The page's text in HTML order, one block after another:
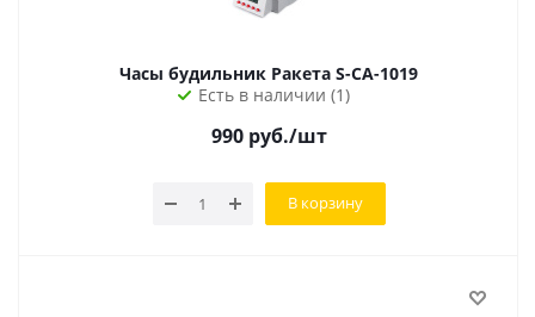
Часы будильник Ракета S-CA-1019
Есть в наличии (1)
990руб./шт
В корзину